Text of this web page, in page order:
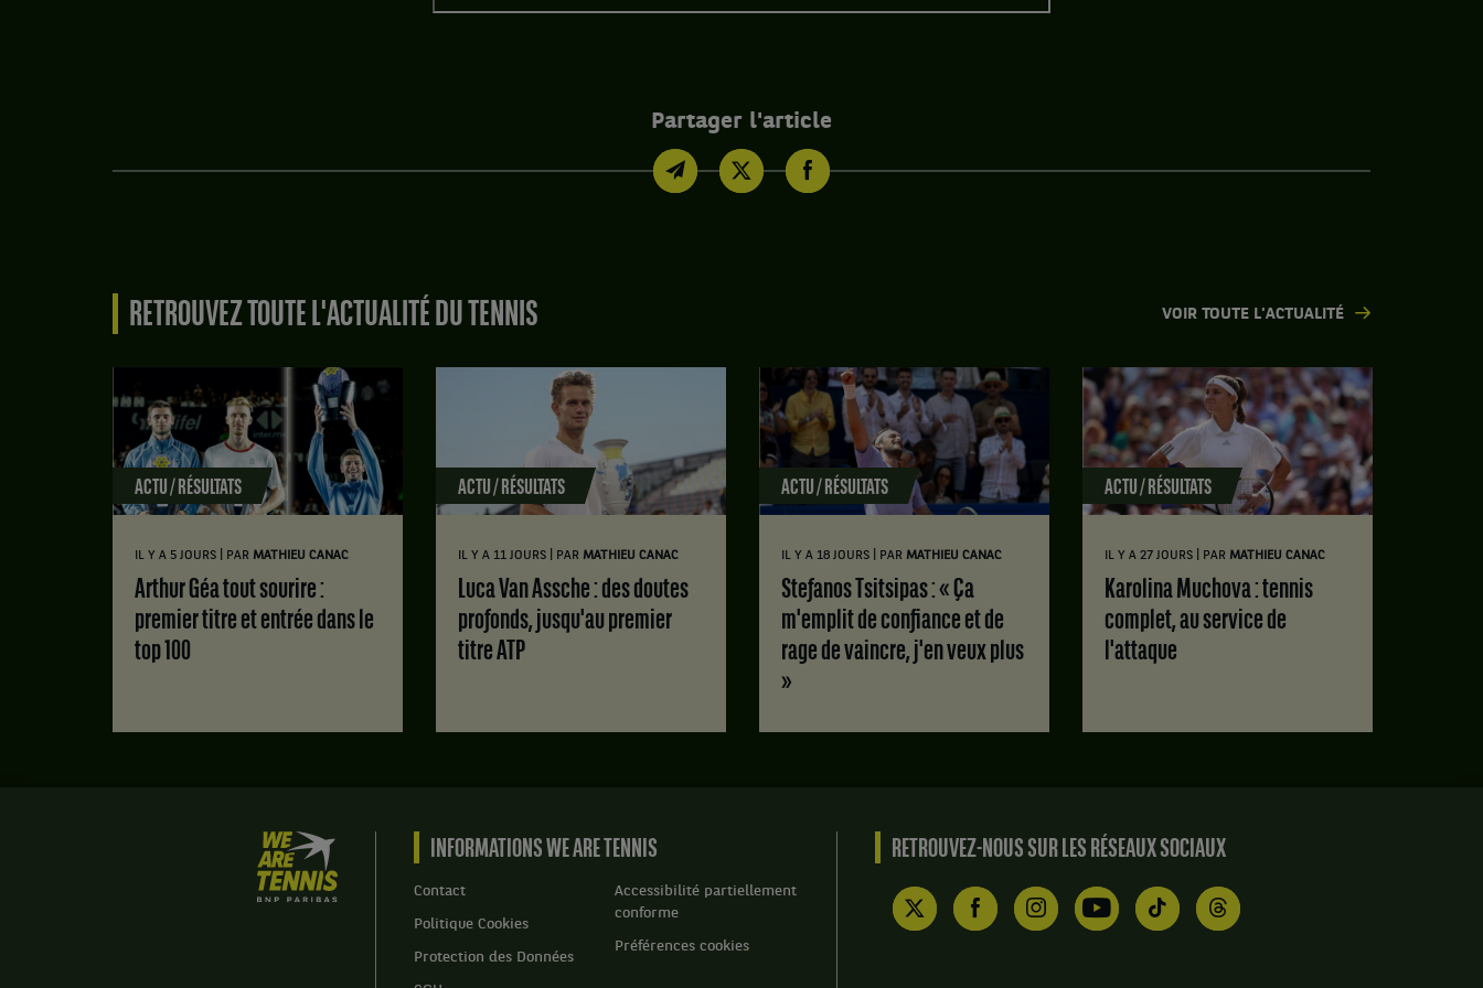
Partager l'article
RETROUVEZ TOUTE L'ACTUALITÉ DU TENNIS
ACTU / RÉSULTATS
IL Y A 5 JOURS PAR MATHIEU CANAC
Arthur Géa tout sourire :
premier titre et entrée dans le
top 100
ACTU / RÉSULTATS
IL Y A 11 JOURS PAR MATHIEU CANAC
Luca Van Assche : des doutes
profonds, jusqu'au premier
titre ATP
ACTU / RÉSULTATS
IL Y A 18 JOURS PAR MATHIEU CANAC
Stefanos Tsitsipas : « Ça
m'emplit de confiance et de
rage de vaincre, j'en veux plus
»
ACTU / RÉSULTATS
IL Y A 27 JOURS PAR MATHIEU CANAC
Karolina Muchova : tennis
complet, au service de
l'attaque
VOIR TOUTE L'ACTUALITÉ
We
are
Tennis
by
INFORMATIONS WE ARE TENNIS
Contact
Politique Cookies
Protection des Données
Accessibilité partiellement
conforme
Préférences cookies
RETROUVEZ-NOUS SUR LES RÉSEAUX SOCIAUX